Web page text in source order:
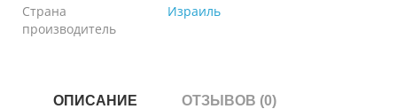
Страна
производитель
Израиль
ОПИСАНИЕ ОТЗЫВОВ (0)